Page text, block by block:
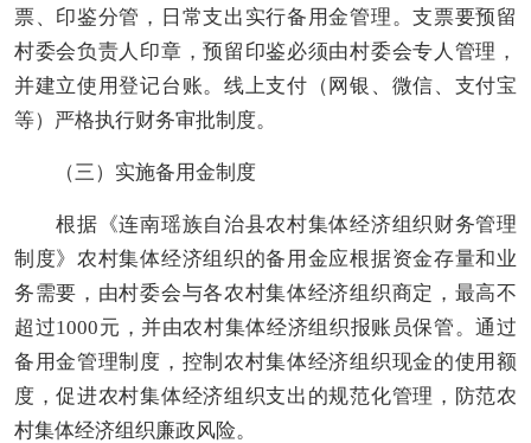
票、印鉴分管，日常支出实行备用金管理。支票要预留
村委会负责人印章 ，预留印鉴必须由村委会专人管理，
并建立使用登记台账。 线上支付（网银、微信、支付宝
等）严格执行财务审批制度。
（三）实施备用金制度
根据《连南瑶族自治县农村集体经济组织财务管理
制度》农村集体经济组织的备用金应根据资金存量和业
务需要，由村委会与各农村集体经济组织商定，最高不
超过1000元，并由农村集体经济组织报账员保管。通过
备用金管理制度，控制 农村集体经济组织现金的使用额
度，促进农村集体经济组织支出的规范化管理，防范农
村集体经济组织廉政风险。